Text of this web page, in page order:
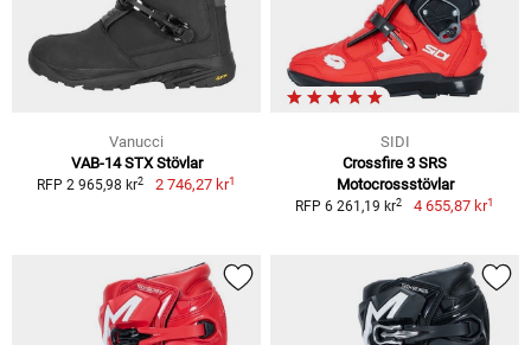
Vanucci
VAB-14 STX Stövlar
RFP 2 965,98 kr2 2 746,27 kr1
SIDI
Crossfire 3 SRS
Motocrossstövlar
RFP 6 261,19 kr2 4 655,87 kr1